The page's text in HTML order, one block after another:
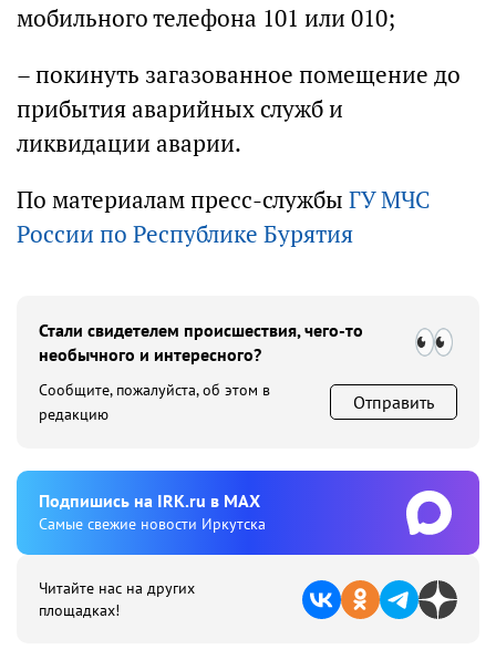
мобильного телефона 101 или 010;
– покинуть загазованное помещение до
прибытия аварийных служб и
ликвидации аварии.
По материалам пресс-службы ГУ МЧС
России по Республике Бурятия
Стали свидетелем происшествия, чего-то
необычного и интересного?
Сообщите, пожалуйста, об этом в
редакцию
Отправить
Подпишиcь на IRK.ru в MAX
Cамые свежие новости Иркутска
Читайте нас на других
площадках!